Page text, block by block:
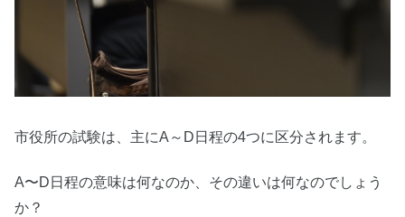
市役所の試験は、主にA～D日程の4つに区分されます。
A〜D日程の意味は何なのか、その違いは何なのでしょう
か？